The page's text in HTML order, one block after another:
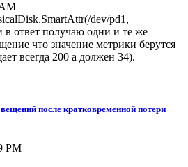
dev/pd1,
в ответ получаю одни и те же
что значение метрики берутся
всегда 200 а должен 34).
после кратковременной потери
PM